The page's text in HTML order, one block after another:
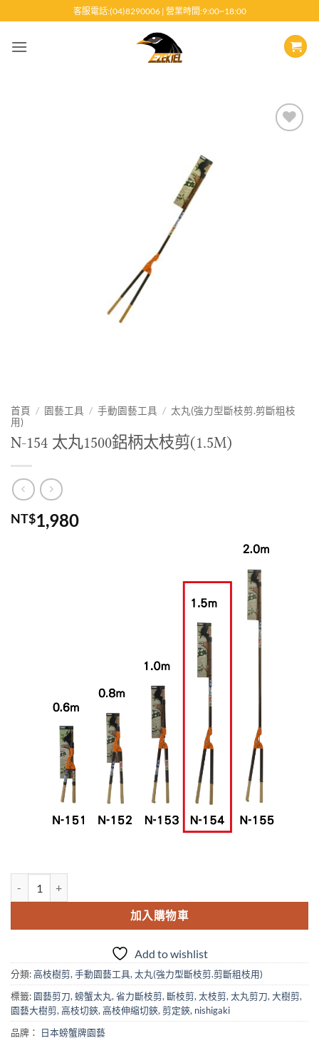
至
客服電話:(04)8290006 | 營業時間:9:00~18:00
首頁 / 園藝工具 / 手動園藝工具 / 太丸(強力型斷枝剪.剪斷粗枝
用)
N-154 太丸1500鋁柄太枝剪(1.5M)
NT$1,980
加入購物車
Add to wishlist
分類:高枝樹剪, 手動園藝工具, 太丸(強力型斷枝剪.剪斷粗枝用)
標籤: 園藝剪刀, 螃蟹太丸, 省力斷枝剪, 斷枝剪, 太枝剪, 太丸剪刀, 大樹剪,
園藝大樹剪, 高枝切鋏, 高枝伸縮切鋏, 剪定鋏, nishigaki
品牌：
日本螃蟹牌園藝